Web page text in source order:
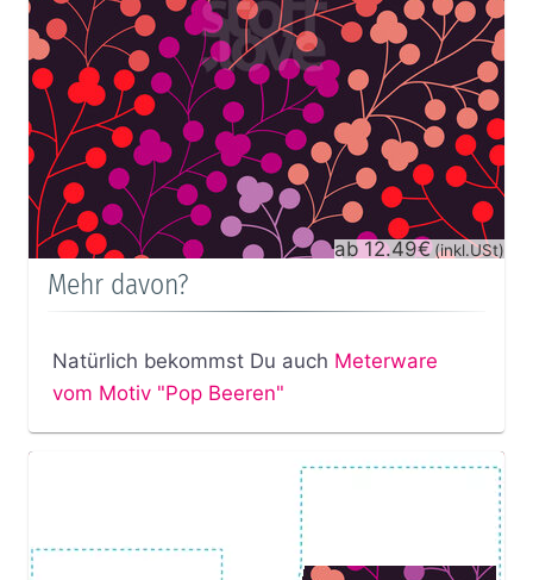
ab 12.49€ (inkl.USt)
Mehr davon?
Natürlich bekommst Du auch Meterware
vom Motiv "Pop Beeren"